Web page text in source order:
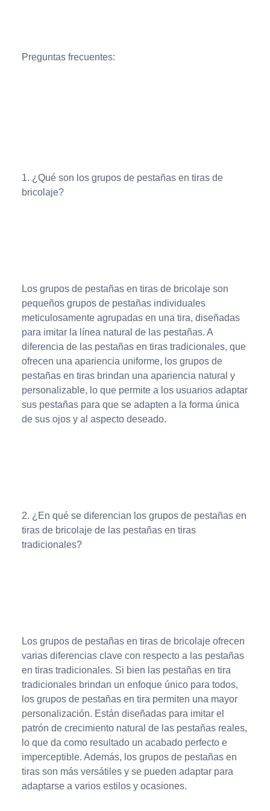
Preguntas frecuentes:
1. ¿Qué son los grupos de pestañas en tiras de
bricolaje?
Los grupos de pestañas en tiras de bricolaje son
pequeños grupos de pestañas individuales
meticulosamente agrupadas en una tira, diseñadas
para imitar la línea natural de las pestañas. A
diferencia de las pestañas en tiras tradicionales, que
ofrecen una apariencia uniforme, los grupos de
pestañas en tiras brindan una apariencia natural y
personalizable, lo que permite a los usuarios adaptar
sus pestañas para que se adapten a la forma única
de sus ojos y al aspecto deseado.
2. ¿En qué se diferencian los grupos de pestañas en
tiras de bricolaje de las pestañas en tiras
tradicionales?
Los grupos de pestañas en tiras de bricolaje ofrecen
varias diferencias clave con respecto a las pestañas
en tiras tradicionales. Si bien las pestañas en tira
tradicionales brindan un enfoque único para todos,
los grupos de pestañas en tira permiten una mayor
personalización. Están diseñadas para imitar el
patrón de crecimiento natural de las pestañas reales,
lo que da como resultado un acabado perfecto e
imperceptible. Además, los grupos de pestañas en
tiras son más versátiles y se pueden adaptar para
adaptarse a varios estilos y ocasiones.